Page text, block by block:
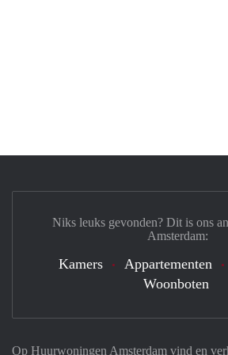
Op Huurwoningen Amsterdam vind en
Niks leuks gevonden? Dit is ons
Amsterdam:
Kamers Appartementen
Woonboten